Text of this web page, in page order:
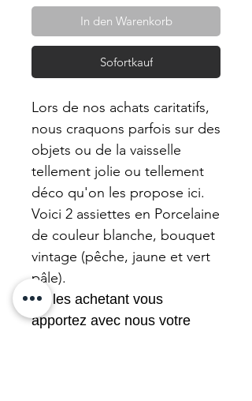
In den Warenkorb
Sofortkauf
Lors de nos achats caritatifs,
nous craquons parfois sur des
objets ou de la vaisselle
tellement jolie ou tellement
déco qu'on les propose ici.
Voici 2 assiettes en Porcelaine
de couleur blanche, bouquet
vintage (pêche, jaune et vert
pâle).
En les achetant vous
apportez avec nous votre